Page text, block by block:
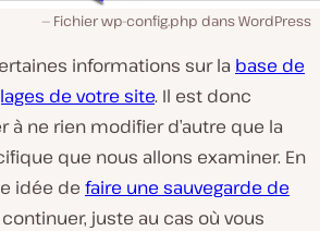
Fichier wp-config.php dans WordPress
informations sur la base de
de votre site. Il est donc
à ne rien modifier d’autre que la
que nous allons examiner. En
idée de faire une sauvegarde de
juste au cas où vous